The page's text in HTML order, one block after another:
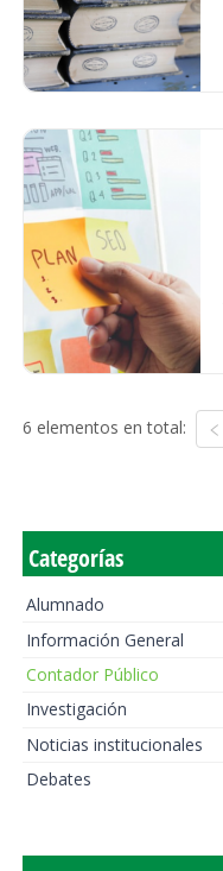
6 elementos en total:
Categorías
Alumnado
Información General
Contador Público
Investigación
Noticias institucionales
Debates